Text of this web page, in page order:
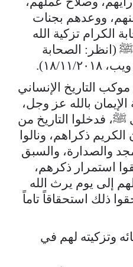
ووعدهم بجنات
الكرام تزكية الله
ﷺ (انظر: الصحابة
٢٠١٨).
التاريخ الإنساني
بالله عز وجل،
ﷺ، فدخلوا التاريخ من
ذكراهم، ونالوا
والصدارة، والسبق
استمرار ذكرهم،
إلى يوم يرث الله
ذلك استحقاقاً تاماً
وتزكيته لهم في